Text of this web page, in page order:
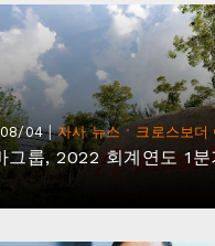
04 | 자사 뉴스· 크로스보더
그룹, 2022 회계연도 1